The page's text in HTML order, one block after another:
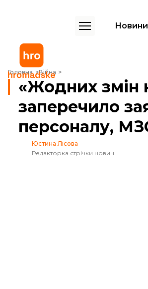
Новини
Головна Війна
«Жодних змін немає». Посольство США в
«Жодних змін
заперечило
персоналу,
Юстина Лісова
Редакторка стрічки новин